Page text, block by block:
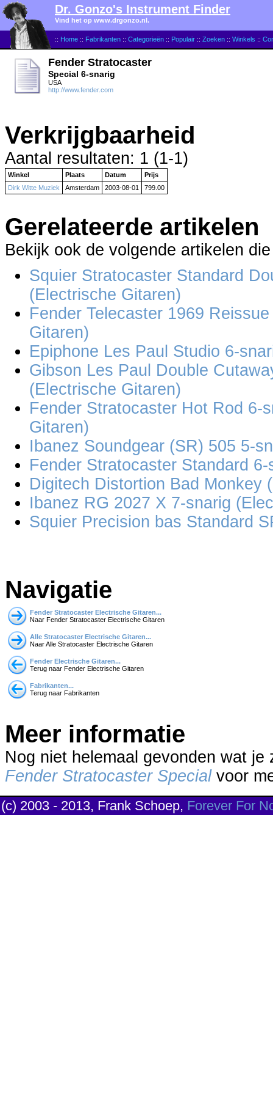
:: Home :: Fabrikanten :: Categorieën :: Populair :: Zoeken :: Winkels ::
Dr. Gonzo's Instrument Finder
Vind het op www.drgonzo.nl.
Fender Stratocaster
Special 6-snarig
USA
http://www.fender.com
Verkrijgbaarheid
Aantal resultaten: 1 (1-1)
Winkel Plaats Datum
Prijs
Dirk Witte Muziek
Amsterdam 2003-08-01 799.00
Gerelateerde artikelen
Bekijk ook de volgende artikelen
Squier Stratocaster Standard
(Electrische Gitaren)
Fender Telecaster 1969
Gitaren)
Epiphone Les Paul Studio 6-
Gibson Les Paul Double
(Electrische Gitaren)
Fender Stratocaster Hot Rod 6-
Gitaren)
Ibanez Soundgear (SR) 505 5-
Fender Stratocaster Standard
Digitech Distortion Bad Monkey
Ibanez RG 2027 X 7-snarig
Squier Precision bas Standard
Navigatie
Fender Stratocaster Electrische Gitaren...
Naar Fender Stratocaster Electrische Gitaren
Alle Stratocaster Electrische Gitaren...
Naar Alle Stratocaster Electrische Gitaren
Fender Electrische Gitaren...
Terug naar Fender Electrische Gitaren
Fabrikanten...
Terug naar Fabrikanten
Meer informatie
Nog niet helemaal gevonden wat
Fender Stratocaster Specialvoor
(c) 2003 - 2013, Frank Schoep, Forever For